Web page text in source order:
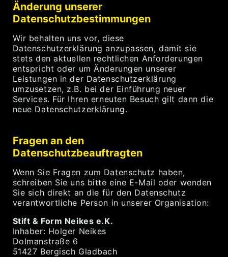
Änderung unserer
Datenschutzbestimmungen
Wir behalten uns vor, diese
Datenschutzerklärung anzupassen, damit sie
stets den aktuellen rechtlichen Anforderungen
entspricht oder um Änderungen unserer
Leistungen in der Datenschutzerklärung
umzusetzen, z.B. bei der Einführung neuer
Services. Für Ihren erneuten Besuch gilt dann die
neue Datenschutzerklärung.
Fragen an den
Datenschutzbeauftragten
Wenn Sie Fragen zum Datenschutz haben,
schreiben Sie uns bitte eine E-Mail oder wenden
Sie sich direkt an die für den Datenschutz
verantwortliche Person in unserer Organisation:
Stift & Form Neikes e.K.
Inhaber: Holger Neikes
Dolmanstraße 6
51427 Bergisch Gladbach